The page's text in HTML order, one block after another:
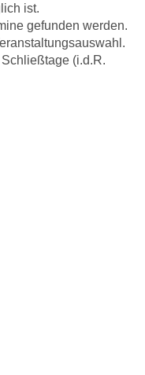
ist.
gefunden werden.
(i.d.R.